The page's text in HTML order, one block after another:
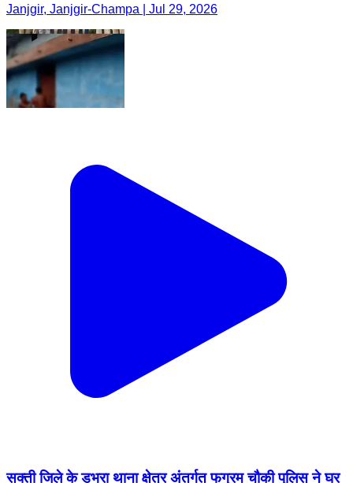
Janjgir, Janjgir-Champa | Jul 29, 2026
सक्ती जिले के डभरा थाना क्षेत्र अंतर्गत फगुरम चौकी पुलिस ने घर